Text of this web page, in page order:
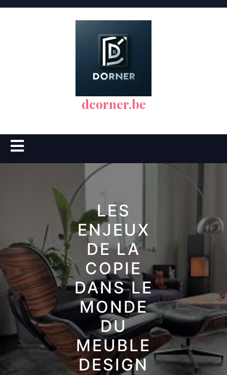
dcorner.be
Open
Button
LES
ENJEUX
DE LA
COPIE
DANS LE
MONDE
DU
MEUBLE
DESIGN